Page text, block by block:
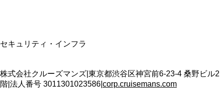
セキュリティ・インフラ
株式会社クルーズマンズ 東京都渋谷区神宮前6-23-4 桑野ビル2
階 法人番号 3011301023586 corp.cruisemans.com